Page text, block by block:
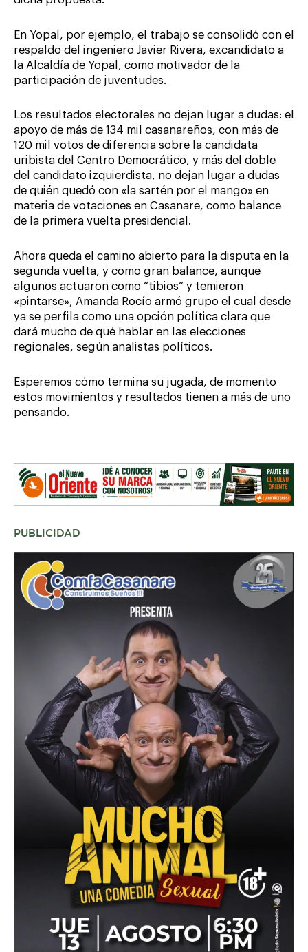
En Yopal, por ejemplo, el trabajo se consolidó con el
respaldo del ingeniero Javier Rivera, excandidato a
la Alcaldía de Yopal, como motivador de la
participación de juventudes.
Los resultados electorales no dejan lugar a dudas: el
apoyo de más de 134 mil casanareños, con más de
120 mil votos de diferencia sobre la candidata
uribista del Centro Democrático, y más del doble
del candidato izquierdista, no dejan lugar a dudas
de quién quedó con «la sartén por el mango» en
materia de votaciones en Casanare, como balance
de la primera vuelta presidencial.
Ahora queda el camino abierto para la disputa en la
segunda vuelta, y como gran balance, aunque
algunos actuaron como “tibios” y temieron
«pintarse», Amanda Rocío armó grupo el cual desde
ya se perfila como una opción política clara que
dará mucho de qué hablar en las elecciones
regionales, según analistas políticos.
Esperemos cómo termina su jugada, de momento
estos movimientos y resultados tienen a más de uno
pensando.
PUBLICIDAD